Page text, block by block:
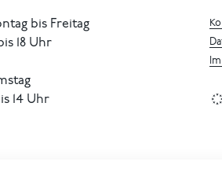
bis Freitag
18 Uhr
14 Uhr